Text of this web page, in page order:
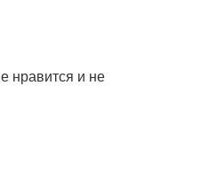
нравится и не